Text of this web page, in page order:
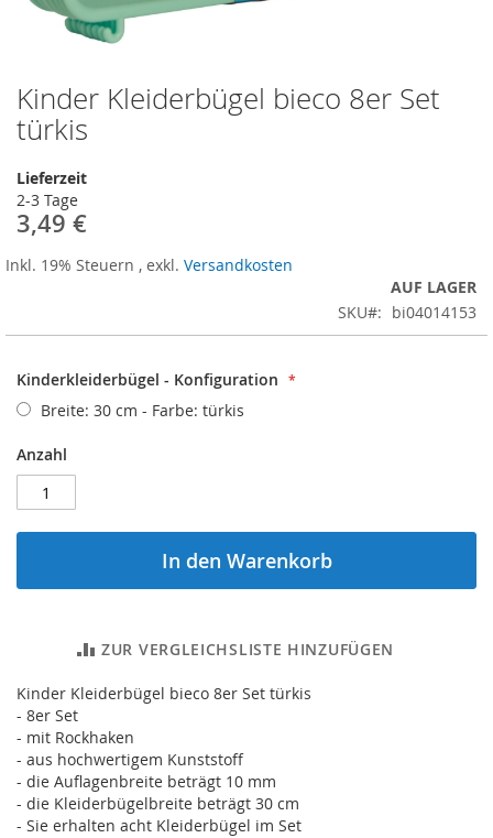
Kinder Kleiderbügel bieco 8er Set
türkis
Lieferzeit
2-3 Tage
3,49 €
Inkl. 19% Steuern , exkl. Versandkosten
AUF LAGER
SKU
bi04014153
Kinderkleiderbügel - Konfiguration
Breite: 30 cm - Farbe: türkis
Anzahl
In den Warenkorb
ZUR VERGLEICHSLISTE HINZUFÜGEN
Kinder Kleiderbügel bieco 8er Set türkis
- 8er Set
- mit Rockhaken
- aus hochwertigem Kunststoff
- die Auflagenbreite beträgt 10 mm
- die Kleiderbügelbreite beträgt 30 cm
- Sie erhalten acht Kleiderbügel im Set
Zum
Anfang
der
springen